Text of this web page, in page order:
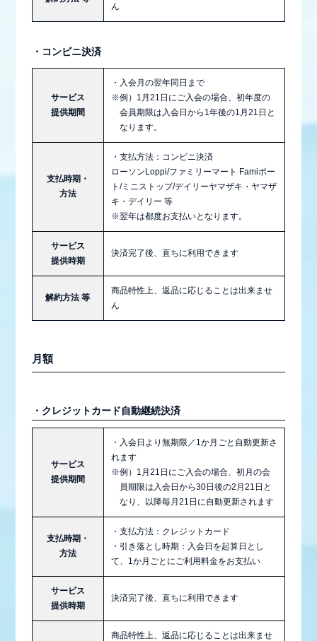
ん
・コンビニ決済
サービス
提供期間
・入会月の翌年同日まで
※例）1月21日にご入会の場合、初年度の
会員期限は入会日から1年後の1月21日と
なります。
支払時期・
方法
・支払方法：コンビニ決済
ローソンLoppi/ファミリーマート Famiポー
ト/ミニストップ/デイリーヤマザキ・ヤマザ
キ・デイリー 等
※翌年は都度お支払いとなります。
サービス
提供時期
決済完了後、直ちに利用できます
解約方法 等
商品特性上、返品に応じることは出来ませ
ん
月額
・クレジットカード自動継続決済
サービス
提供期間
・入会日より無期限／1か月ごと自動更新さ
れます
※例）1月21日にご入会の場合、初月の会
員期限は入会日から30日後の2月21日と
なり、以降毎月21日に自動更新されます
支払時期・
方法
・支払方法：クレジットカード
・引き落とし時期：入会日を起算日とし
て、1か月ごとにご利用料金をお支払い
サービス
提供時期
決済完了後、直ちに利用できます
商品特性上、返品に応じることは出来ませ